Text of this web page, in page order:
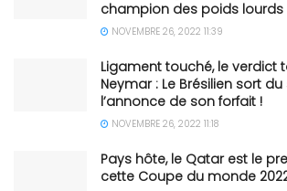
champion des poids lourds
NOVEMBRE 26, 2022 11:39
Ligament touché, le verdict
Neymar : Le Brésilien sort
l’annonce de son forfait !
NOVEMBRE 26, 2022 11:18
Pays hôte, le Qatar est le
cette Coupe du monde